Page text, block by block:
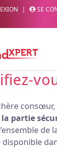
|
SE
consœur,
la partie
de